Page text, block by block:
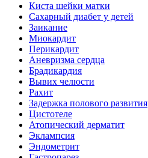
Киста шейки матки
Сахарный диабет у детей
Заикание
Миокардит
Перикардит
Аневризма сердца
Брадикардия
Вывих челюсти
Рахит
Задержка полового развития
Цистотеле
Атопический дерматит
Эклампсия
Эндометрит